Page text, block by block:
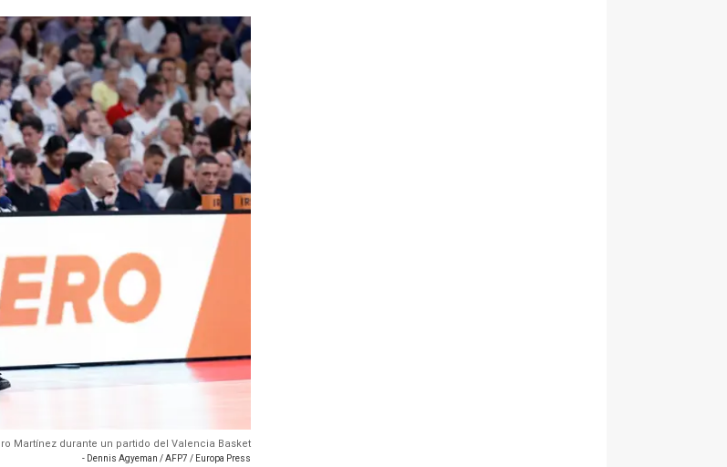
Martínez durante un partido del Valencia Basket
- Dennis Agyeman / AFP7 / Europa Press